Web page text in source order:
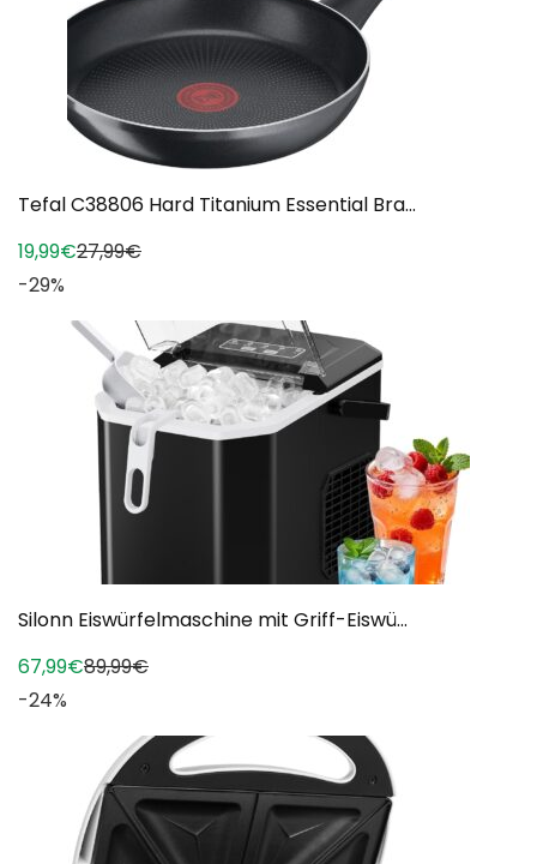
Tefal C38806 Hard Titanium Essential Bra...
19,99€27,99€
-29%
Silonn Eiswürfelmaschine mit Griff-Eiswü...
67,99€89,99€
-24%